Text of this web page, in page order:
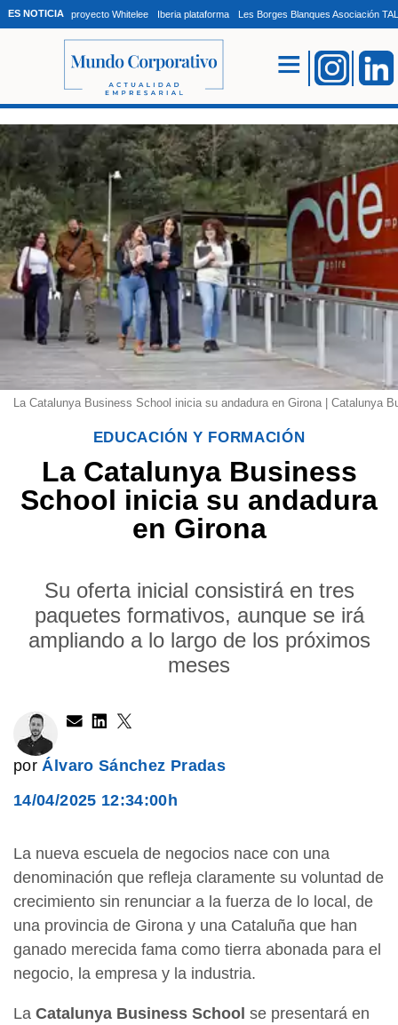
ES NOTICIA proyecto Whitelee Iberia plataforma Les Borges Blanques Asociación
La Catalunya Business School inicia su andadura en Girona | Catalunya
EDUCACIÓN Y FORMACIÓN
La Catalunya Business
School inicia su andadura
en Girona
Su oferta inicial consistirá en tres
paquetes formativos, aunque se irá
ampliando a lo largo de los próximos
meses
porÁlvaro Sánchez Pradas
14/04/2025 12:34:00h
La nueva escuela de negocios nace con una
denominación que refleja claramente su voluntad de
crecimiento sin renunciar a la fuerza de lo local, de
una provincia de Girona y una Cataluña que han
ganado merecida fama como tierra abonada para el
negocio, la empresa y la industria.
La Catalunya Business School se presentará en